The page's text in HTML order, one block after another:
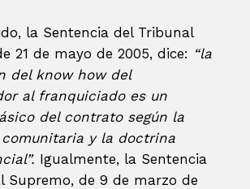
la Sentencia del Tribunal
21 de mayo de 2005, dice: “la
del know how del
al franquiciado es un
del contrato según la
y la doctrina
Igualmente, la Sentencia
Supremo, de 9 de marzo de